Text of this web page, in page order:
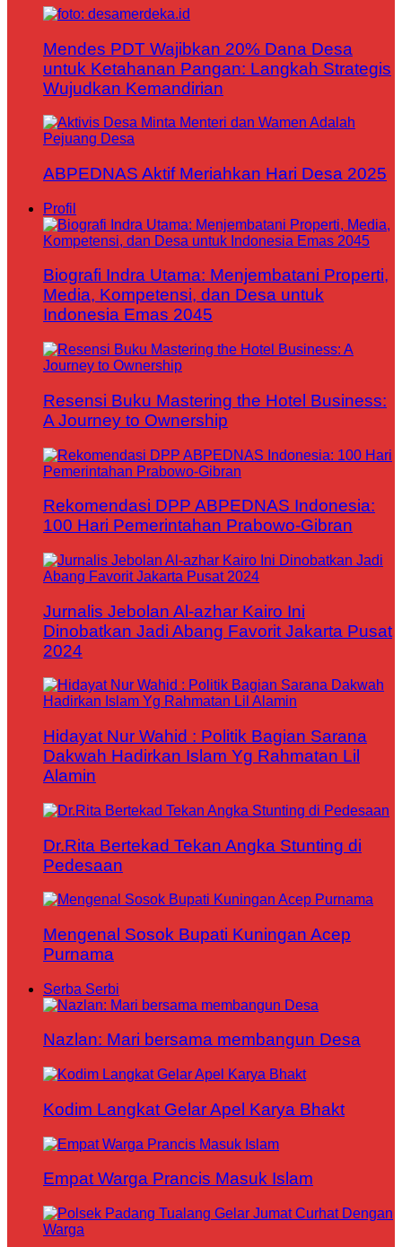
Mendes PDT Wajibkan 20% Dana Desa
untuk Ketahanan Pangan: Langkah Strategis
Wujudkan Kemandirian
ABPEDNAS Aktif Meriahkan Hari Desa 2025
Profil
Biografi Indra Utama: Menjembatani Properti,
Media, Kompetensi, dan Desa untuk
Indonesia Emas 2045
Resensi Buku Mastering the Hotel Business:
A Journey to Ownership
Rekomendasi DPP ABPEDNAS Indonesia:
100 Hari Pemerintahan Prabowo-Gibran
Jurnalis Jebolan Al-azhar Kairo Ini
Dinobatkan Jadi Abang Favorit Jakarta Pusat
2024
Hidayat Nur Wahid : Politik Bagian Sarana
Dakwah Hadirkan Islam Yg Rahmatan Lil
Alamin
Dr.Rita Bertekad Tekan Angka Stunting di
Pedesaan
Mengenal Sosok Bupati Kuningan Acep
Purnama
Serba Serbi
Nazlan: Mari bersama membangun Desa
Kodim Langkat Gelar Apel Karya Bhakt
Empat Warga Prancis Masuk Islam